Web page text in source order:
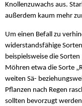
Knollenzuwachs aus.
außerdem kaum mehr
Um einen Befall zu
widerstandsfähige
beispielsweise die
Möhren etwa die Sorte
weiten Sä-
Pflanzen nach Regen
sollten bevorzugt